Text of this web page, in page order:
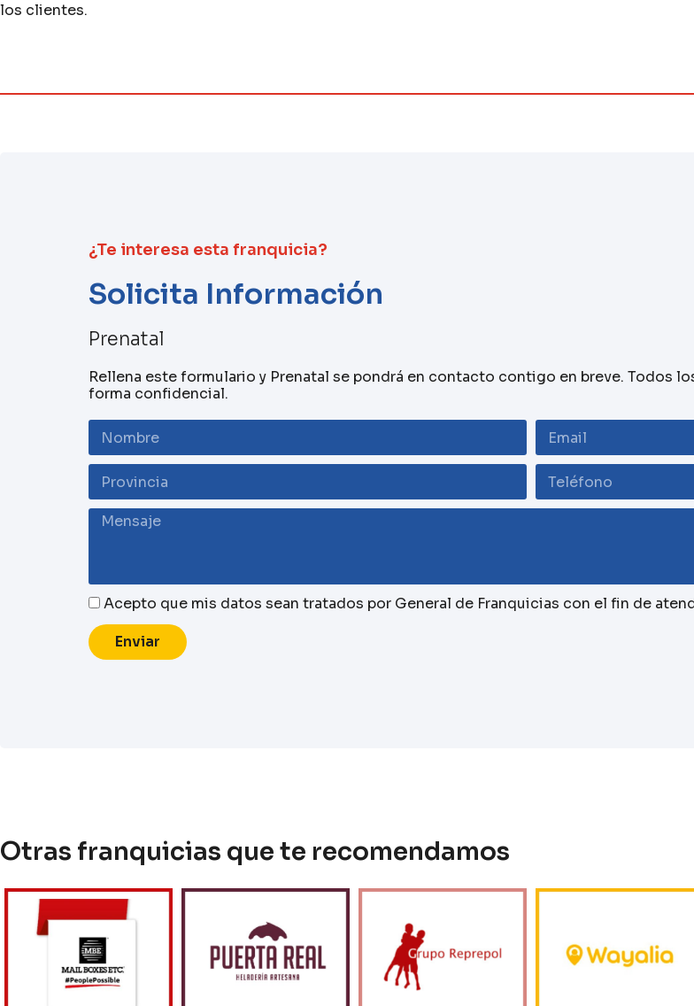
los clientes.
¿Te interesa esta franquicia?
Solicita Información
Prenatal
Rellena este formulario y Prenatal se pondrá en contacto contigo en breve. Todos
forma confidencial.
Acepto que mis datos sean tratados por General de Franquicias con el fin de
Enviar
Otras franquicias que te recomendamos